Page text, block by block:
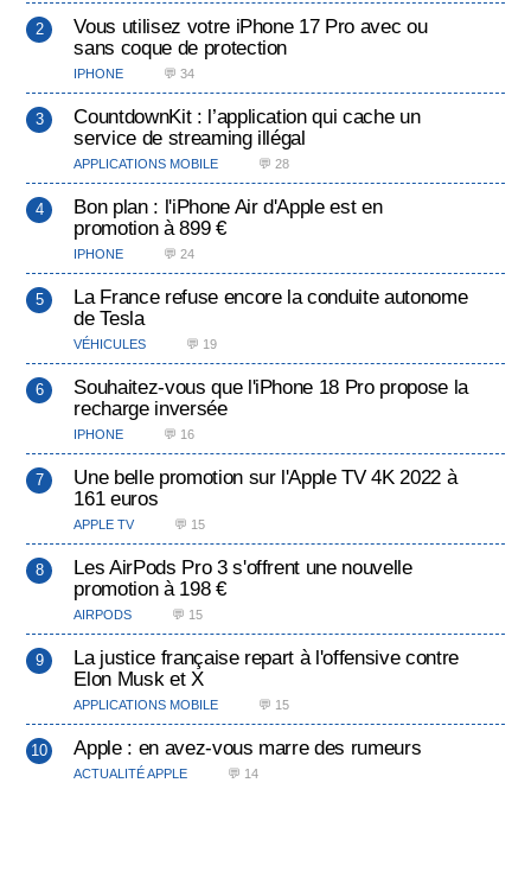
Vous utilisez votre iPhone 17 Pro avec ou
sans coque de protection
IPHONE 💬 34
CountdownKit : l’application qui cache un
service de streaming illégal
APPLICATIONS MOBILE 💬 28
Bon plan : l'iPhone Air d'Apple est en
promotion à 899 €
IPHONE 💬 24
La France refuse encore la conduite autonome
de Tesla
VÉHICULES 💬 19
Souhaitez-vous que l'iPhone 18 Pro propose la
recharge inversée
IPHONE 💬 16
Une belle promotion sur l'Apple TV 4K 2022 à
161 euros
APPLE TV 💬 15
Les AirPods Pro 3 s'offrent une nouvelle
promotion à 198 €
AIRPODS 💬 15
La justice française repart à l'offensive contre
Elon Musk et X
APPLICATIONS MOBILE 💬 15
Apple : en avez-vous marre des rumeurs
ACTUALITÉ APPLE 💬 14